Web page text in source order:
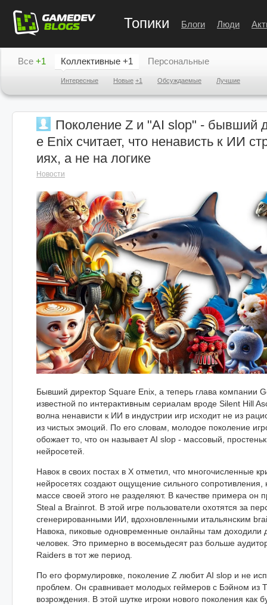
Топики Блоги Люди
Все +1 Коллективные +1
Интересные Новые +1 Обсуждаемые Лучшие
Персональные
Поколение Z и "AI slop" - бывший
e Enix считает, что ненависть к ИИ
иях, а не на логике
Новости
Бывший директор Square Enix, а теперь глава компании
известной по интерактивным сериалам вроде Silent Hill
волна ненависти к ИИ в индустрии игр исходит не из
из чистых эмоций. По его словам, молодое поколение
обожает то, что он называет AI slop - массовый,
нейросетей.
Навок в своих постах в X отметил, что многочисленные
нейросетях создают ощущение сильного сопротивления,
массе своей этого не разделяют. В качестве примера он
Steal a Brainrot. В этой игре пользователи охотятся за
сгенерированными ИИ, вдохновленными итальянским
Навока, пиковые одновременные онлайны там доходили
человек. Это примерно в восемьдесят раз больше
Raiders в тот же период.
По его формулировке, поколение Z любит AI slop и не
проблем. Он сравнивает молодых геймеров с Бэйном из
возрождения. В этой шутке игроки нового поколения как